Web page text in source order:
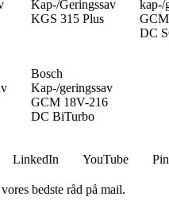
Kap-/Geringssav
KGS 315 Plus
kap-/
DC
Bosch
Kap-/geringssav
GCM 18V-216
DC BiTurbo
LinkedIn YouTube
bedste råd på mail.